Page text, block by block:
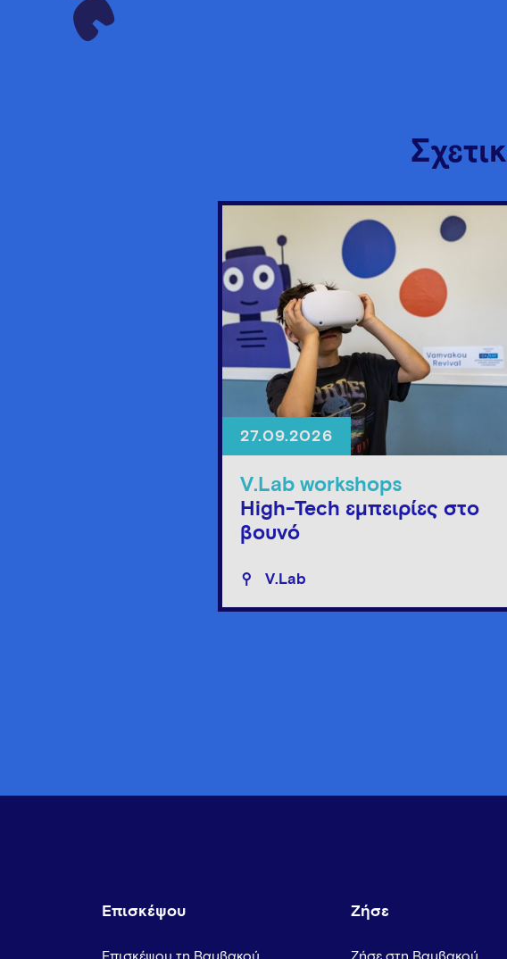
27.09.2026
V.Lab workshops
High-Tech εμπειρίες στο
βουνό
V.Lab
Επισκέψου Ζήσε